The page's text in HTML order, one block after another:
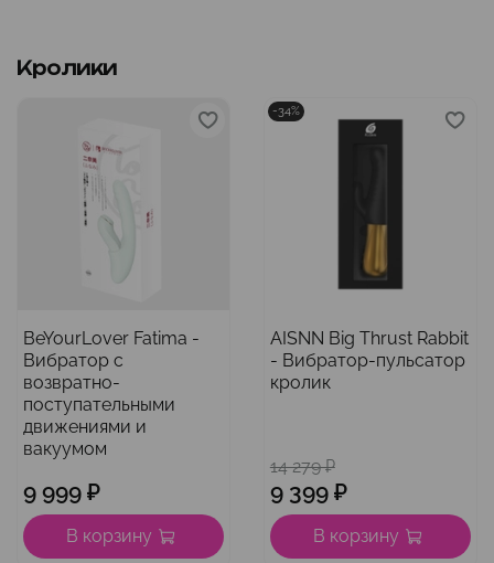
Кролики
BeYourLover Fatima -
Вибратор с
возвратно-
поступательными
движениями и
вакуумом
9 999 ₽
В корзину
-34%
AISNN Big Thrust Rabbit
- Вибратор-пульсатор
кролик
14 279 ₽
9 399 ₽
В корзину